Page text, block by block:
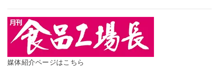
媒体紹介ページはこちら